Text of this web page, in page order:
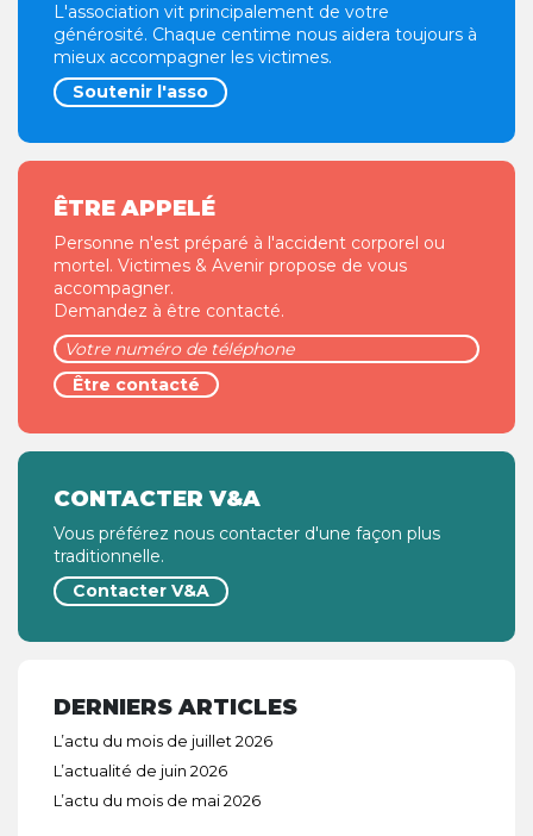
L'association vit principalement de votre
générosité. Chaque centime nous aidera toujours à
mieux accompagner les victimes.
Soutenir l'asso
ÊTRE APPELÉ
Personne n'est préparé à l'accident corporel ou
mortel. Victimes & Avenir propose de vous
accompagner.
Demandez à être contacté.
CONTACTER V&A
Vous préférez nous contacter d'une façon plus
traditionnelle.
Contacter V&A
DERNIERS ARTICLES
L’actu du mois de juillet 2026
L’actualité de juin 2026
L’actu du mois de mai 2026